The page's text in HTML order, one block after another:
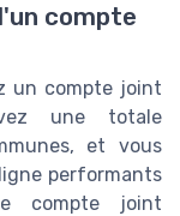
compte
un compte joint
une totale
et vous
performants
compte joint